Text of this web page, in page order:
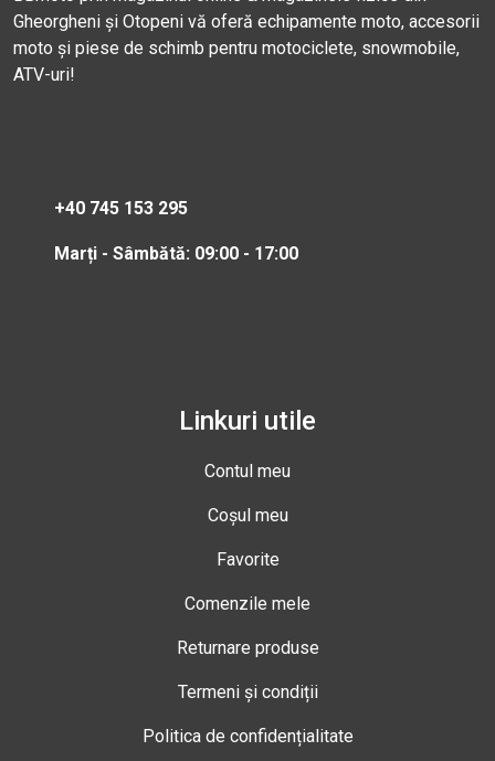
Gheorgheni și Otopeni vă oferă echipamente moto, accesorii
moto și piese de schimb pentru motociclete, snowmobile,
ATV-uri!
+40 745 153 295
Marți - Sâmbătă: 09:00 - 17:00
Linkuri utile
Contul meu
Coșul meu
Favorite
Comenzile mele
Returnare produse
Termeni și condiții
Politica de confidențialitate